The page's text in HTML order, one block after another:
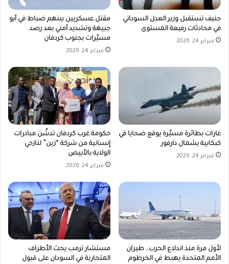
جنيف تستقبل وزير العدل السوداني
في محادثات رفيعة المستوى
فبراير 24, 2026
مقتل عسكريين بينهم ضباط في أبو
جبيهة وتشديد أمني بعد رصد
مسيّرات بجنوب كردفان
فبراير 24, 2026
غارات بطائرة مسيّرة يوقع ضحايا في
كبكابية بشمال دارفور
فبراير 24, 2026
حكومة غرب كردفان تدشّن مبادرات
إنسانية من شركة “زين” لنازحي
الولاية بالأبيض
فبراير 24, 2026
لأول مرة منذ اندلاع الحرب.. طيران
الأمم المتحدة يهبط في الخرطوم
مستشار ترمب يحث الأطراف
المتحاربة في السودان على قبول